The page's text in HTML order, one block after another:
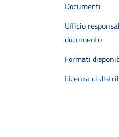
Documenti
Ufficio
documento
Formati
Licenza di